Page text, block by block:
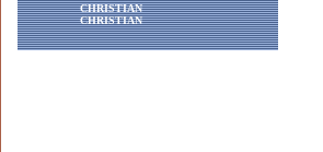
CHRISTIAN
CHRISTIAN